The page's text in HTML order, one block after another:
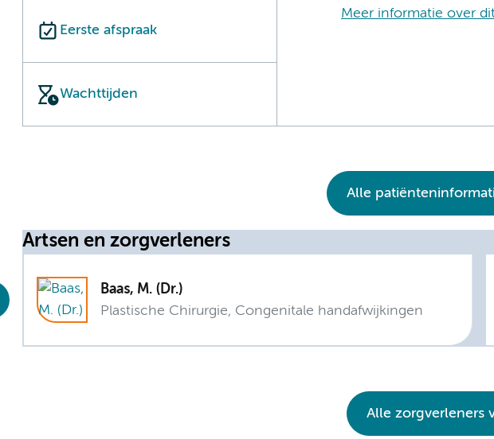
Eerste afspraak
Wachttijden
Meer informatie over
Alle
Artsen en zorgverleners
Baas, M. (Dr.)
Plastische Chirurgie, Congenitale handafwijkingen
Alle zorgverleners